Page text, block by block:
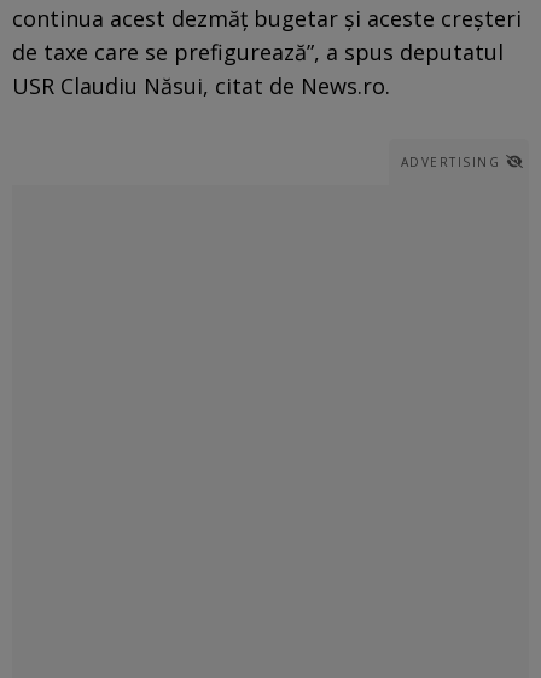
continua acest dezmăţ bugetar şi aceste creşteri
de taxe care se prefigurează”, a spus deputatul
USR Claudiu Năsui, citat de News.ro.
ADVERTISING